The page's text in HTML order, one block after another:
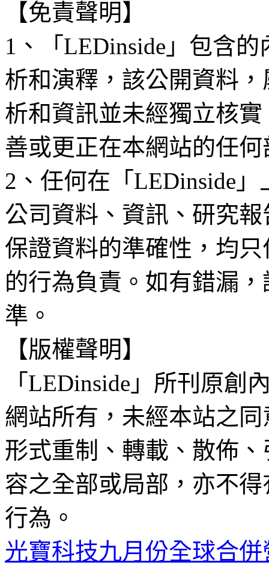
【免責聲明】
1、「LEDinside」包含
析和演釋，該公開資料
析和資訊並未經獨立核
善或更正在本網站的任
2、任何在「LEDinside
公司資料、資訊、研究
保證資料的準確性，均
的行為負責。如有錯漏
準。
【版權聲明】
「LEDinside」所刊原創
網站所有，未經本站之
形式重制、轉載、散佈
容之全部或局部，亦不
行為。
光寶科技九月份全球合